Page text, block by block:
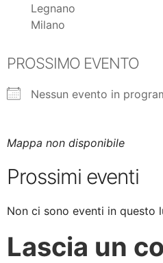
Legnano
Milano
PROSSIMO EVENTO
Nessun evento in
Mappa non disponibile
Prossimi eventi
Non ci sono eventi in questo
Lascia un